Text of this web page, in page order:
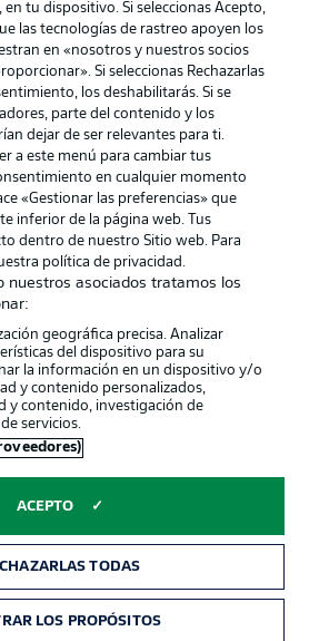
Aviso legal
Declaracion de privacidad
Trabajos
Condiciones de uso
tu dispositivo. Si seleccionas Acepto,
las tecnologías de rastreo apoyen los
en «nosotros y nuestros socios
Si seleccionas Rechazarlas
los deshabilitarás. Si se
parte del contenido y los
dejar de ser relevantes para ti.
a este menú para cambiar tus
en cualquier momento
«Gestionar las preferencias» que
inferior de la página web. Tus
dentro de nuestro Sitio web. Para
política de privacidad.
nuestros asociados tratamos los
geográfica precisa. Analizar
del dispositivo para su
la información en un dispositivo y/o
y contenido personalizados,
y contenido, investigación de
servicios.
ACEPTO
TODAS
LOS PROPÓSITOS